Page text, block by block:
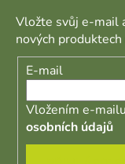
Vložte svůj e-mail
nových
E-mail
Vložením e-
osobních údajů